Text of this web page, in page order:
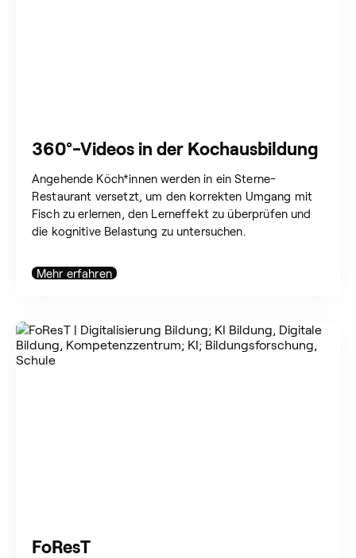
360°-Videos in der Kochausbildung
Angehende Köch*innen werden in ein Sterne-
Restaurant versetzt, um den korrekten Umgang mit
Fisch zu erlernen, den Lerneffekt zu überprüfen und
die kognitive Belastung zu untersuchen.
Mehr erfahren
FoResT